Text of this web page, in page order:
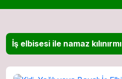
İş elbisesi ile namaz kılınırmı